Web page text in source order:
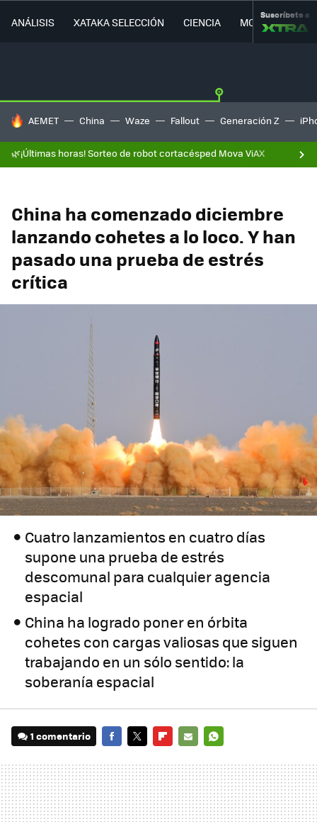
ANÁLISIS XATAKA SELECCIÓN CIENCIA MOVILIDAD
Suscríbete a
HOY SE HABLA DE
AEMET China Waze Fallout Generación Z
🌿¡Últimas horas! Sorteo de robot cortacésped Mova ViAX
China ha comenzado diciembre
lanzando cohetes a lo loco. Y han
pasado una prueba de estrés
crítica
Cuatro lanzamientos en cuatro días
supone una prueba de estrés
descomunal para cualquier agencia
espacial
China ha logrado poner en órbita
cohetes con cargas valiosas que siguen
trabajando en un sólo sentido: la
soberanía espacial
1 comentario
MAIL